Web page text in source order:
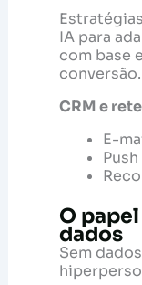
IA para
com base
conversão.
CRM e
E-
O
dados
Sem